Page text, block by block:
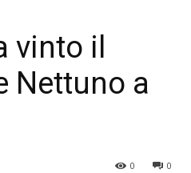
vinto il
Nettuno a
0
0